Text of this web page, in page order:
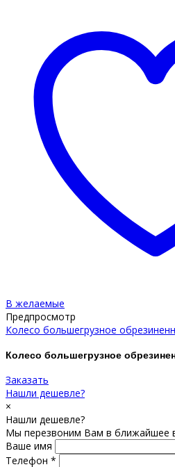
В желаемые
Предпросмотр
Колесо большегрузное
Колесо большегрузное
Заказать
Нашли дешевле?
×
Нашли дешевле?
Мы перезвоним Вам в ближайшее
Ваше имя
Телефон *